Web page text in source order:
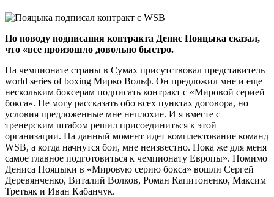
По поводу подписания контракта Денис Пояцыка сказал,
что «все произошло довольно быстро.
На чемпионате страны в Сумах присутствовал представитель
world series of boxing Мирко Вольф. Он предложил мне и еще
нескольким боксерам подписать контракт с «Мировой серией
бокса». Не могу рассказать обо всех пунктах договора, но
условия предложенные мне неплохие. И я вместе с
тренерским штабом решил присоединиться к этой
организации. На данный момент идет комплектование команд
WSB, а когда начнутся бои, мне неизвестно. Пока же для меня
самое главное подготовиться к чемпионату Европы». Помимо
Дениса Пояцыки в «Мировую серию бокса» вошли Сергей
Деревянченко, Виталий Волков, Роман Капитоненко, Максим
Третьяк и Иван Кабанчук.